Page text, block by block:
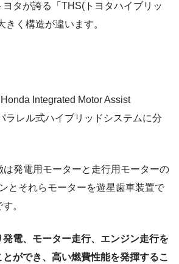
タが誇る「THS(トヨタハイブリッ
きく構造が違います。
Integrated Motor Assist
ラレル式ハイブリッドシステムに分
は発電用モーターと走行用モーターの
とそれらモーターを遊星歯車装置で
。
発電、モーター走行、エンジン走行を
ができ、高い燃費性能を発揮するこ